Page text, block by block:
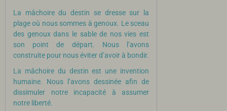
La mâchoire du destin se dresse sur la
plage où nous sommes à genoux. Le sceau
des genoux dans le sable de nos vies est
son point de départ. Nous l’avons
construite pour nous éviter d’avoir à bondir.
La mâchoire du destin est une invention
humaine. Nous l’avons dessinée afin de
dissimuler notre incapacité à assumer
notre liberté.